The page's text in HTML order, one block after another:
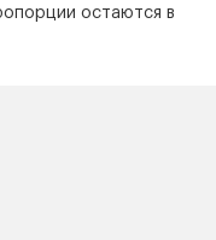
остаются в